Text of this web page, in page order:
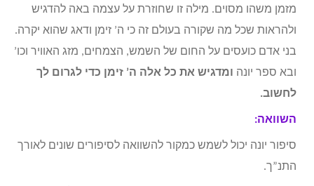
מזמן משהו מסוים. מילה זו שחוזרת על עצמה באה להדגיש
ולהראות שכל מה שקורה בעולם זה כי ה’ זימן ודאג שהוא יקרה.
בני אדם כועסים על החום של השמש, הצמחים, מזג האוויר וכו’
ובא ספר יונה
ומדגיש את כל אלה ה’ זימן כדי לגרום לך
לחשוב.
השוואה:
סיפור יונה יכול לשמש כמקור להשוואה לסיפורים שונים לאורך
התנ”ך.